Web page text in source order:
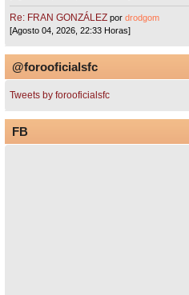
Re: FRAN GONZÁLEZ pordrodgom
[Agosto 04, 2026, 22:33 Horas]
@forooficialsfc
Tweets by forooficialsfc
FB